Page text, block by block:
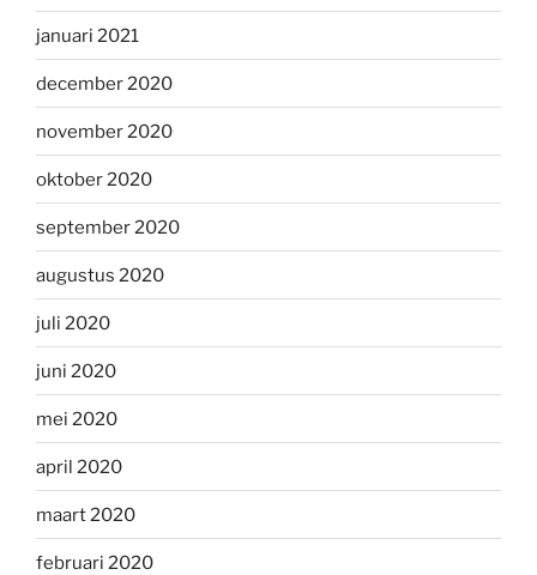
januari 2021
december 2020
november 2020
oktober 2020
september 2020
augustus 2020
juli 2020
juni 2020
mei 2020
april 2020
maart 2020
februari 2020